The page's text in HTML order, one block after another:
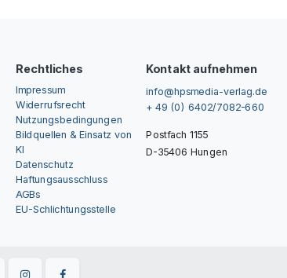
Rechtliches
Impressum
Widerrufsrecht
Nutzungsbedingungen
Bildquellen & Einsatz von
KI
Datenschutz
Haftungsausschluss
AGBs
EU-Schlichtungsstelle
Kontakt aufnehmen
info@hpsmedia-verlag.de
+ 49 (0) 6402/7082-660
Postfach 1155
D-35406 Hungen